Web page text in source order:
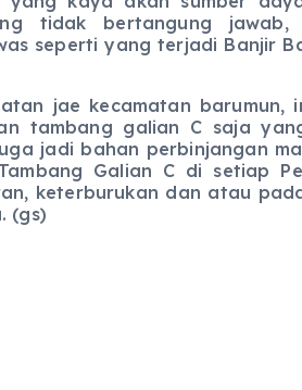
tidak bertangung jawab,
seperti yang terjadi Banjir
jae kecamatan barumun,
tambang galian C saja
jadi bahan perbinjangan
Galian C di setiap
keterburukan dan atau
(gs)